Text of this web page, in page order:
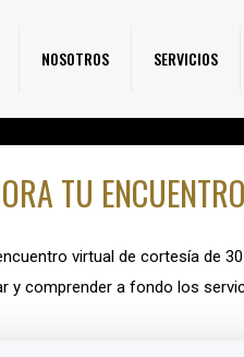
NOSOTROS SERVICIOS
TU
virtual de cortesía de
y comprender a fondo los